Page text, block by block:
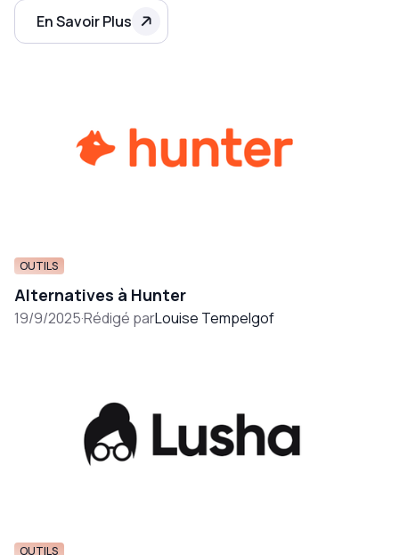
En Savoir Plus
OUTILS
Alternatives à Hunter
19/9/2025·Rédigé parLouise Tempelgof
OUTILS